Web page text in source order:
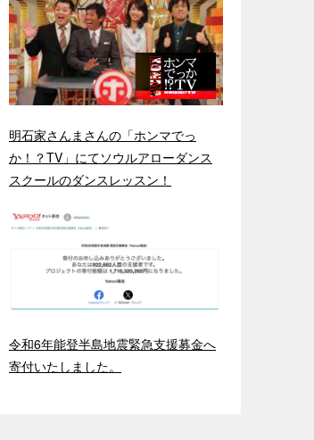
明石家さんまさんの「ホンマでっ
か！？TV」にてソウルアローダンス
スクールのダンスレッスン！
令和6年能登半島地震緊急支援募金へ
寄付いたしました。